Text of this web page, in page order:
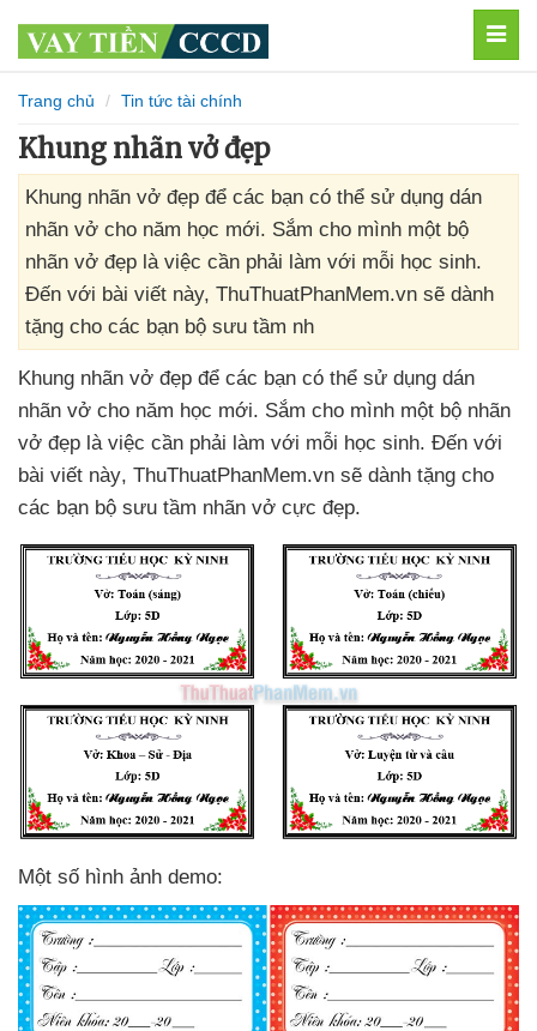
Trang chủ Tin tức tài chính
Khung nhãn vở đẹp
Khung nhãn vở đẹp để các bạn có thể sử dụng dán
nhãn vở cho năm học mới. Sắm cho mình một bộ
nhãn vở đẹp là việc cần phải làm với mỗi học sinh.
Đến với bài viết này, ThuThuatPhanMem.vn sẽ dành
tặng cho các bạn bộ sưu tầm nh
Khung nhãn vở đẹp để các bạn có thể sử dụng dán
nhãn vở cho năm học mới. Sắm cho mình một bộ nhãn
vở đẹp là việc cần phải làm với mỗi học sinh. Đến với
bài viết này, ThuThuatPhanMem.vn sẽ dành tặng cho
các bạn bộ sưu tầm nhãn vở cực đẹp.
Một số hình ảnh demo: